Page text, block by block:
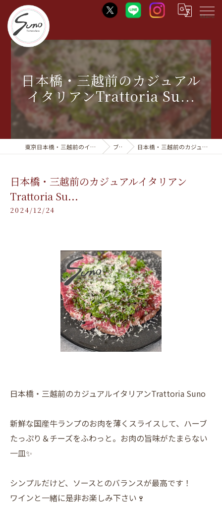
Menu
日本橋・三越前のカジュアル
イタリアンTrattoria Su...
東京日本橋・三越前のイタリアンならTrattoria Suno ブログ 日本橋・三越前のカジュアルイタリアンTrattoria Su...
日本橋・三越前のカジュアルイタリアン
Trattoria Su...
2024/12/24
日本橋・三越前のカジュアルイタリアンTrattoria Suno
新鮮な国産牛ランプのお肉を薄くスライスして、ハーブ
たっぷり＆チーズをふわっと。お肉の旨味がたまらない
一皿✨
シンプルだけど、ソースとのバランスが最高です！
ワインと一緒に是非お楽しみ下さい🍷